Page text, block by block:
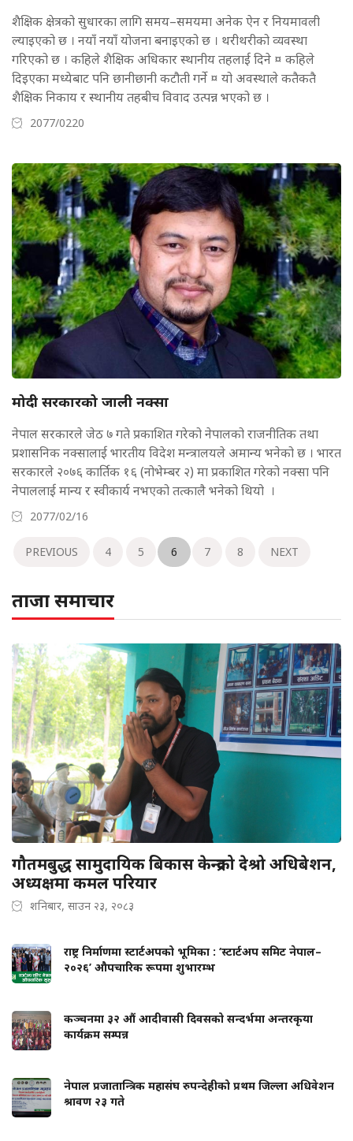
शैक्षिक क्षेत्रको सुधारका लागि समय–समयमा अनेक ऐन र नियमावली
ल्याइएको छ । नयाँ नयाँ योजना बनाइएको छ । थरीथरीको व्यवस्था
गरिएको छ । कहिले शैक्षिक अधिकार स्थानीय तहलाई दिने ¤ कहिले
दिइएका मध्येबाट पनि छानीछानी कटौती गर्ने ¤ यो अवस्थाले कतैकतै
शैक्षिक निकाय र स्थानीय तहबीच विवाद उत्पन्न भएको छ ।
2077/0220
मोदी सरकारको जाली नक्सा
नेपाल सरकारले जेठ ७ गते प्रकाशित गरेको नेपालको राजनीतिक तथा
प्रशासनिक नक्सालाई भारतीय विदेश मन्त्रालयले अमान्य भनेको छ । भारत
सरकारले २०७६ कार्तिक १६ (नोभेम्बर २) मा प्रकाशित गरेको नक्सा पनि
नेपाललाई मान्य र स्वीकार्य नभएको तत्कालै भनेको थियो ।
2077/02/16
PREVIOUS 4 5 6 7 8 NEXT
ताजा समाचार
गौतमबुद्ध सामुदायिक बिकास केन्द्रको देश्रो अधिबेशन,
अध्यक्षमा कमल परियार
शनिबार, साउन २३, २०८३
राष्ट्र निर्माणमा स्टार्टअपको भूमिका : ‘स्टार्टअप समिट नेपाल–
२०२६’ औपचारिक रूपमा शुभारम्भ
कञ्चनमा ३२ औं आदीवासी दिवसको सन्दर्भमा अन्तरकृया
कार्यक्रम सम्पन्न
नेपाल प्रजातान्त्रिक महासंघ रुपन्देहीको प्रथम जिल्ला अधिवेशन
श्रावण २३ गते